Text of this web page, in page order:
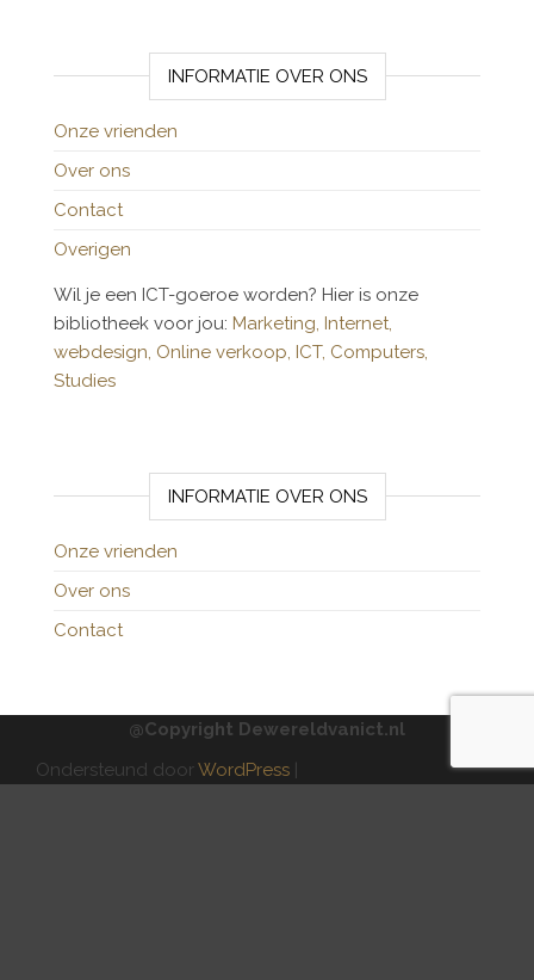
INFORMATIE OVER ONS
Onze vrienden
Over ons
Contact
Overigen
Wil je een ICT-goeroe worden? Hier is onze
bibliotheek voor jou: Marketing, Internet,
webdesign, Online verkoop, ICT, Computers,
Studies
INFORMATIE OVER ONS
Onze vrienden
Over ons
Contact
@Copyright Dewereldvanict.nl
Ondersteund doorWordPress